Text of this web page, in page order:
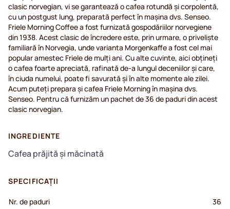
clasic norvegian, vi se garantează o cafea rotundă și corpolentă,
cu un postgust lung, preparată perfect în mașina dvs. Senseo.
Friele Morning Coffee a fost furnizată gospodăriilor norvegiene
din 1938. Acest clasic de încredere este, prin urmare, o priveliște
familiară în Norvegia, unde varianta Morgenkaffe a fost cel mai
popular amestec Friele de mulți ani. Cu alte cuvinte, aici obțineți
o cafea foarte apreciată, rafinată de-a lungul deceniilor și care,
în ciuda numelui, poate fi savurată și în alte momente ale zilei.
Acum puteți prepara și cafea Friele Morning în mașina dvs.
Senseo. Pentru că furnizăm un pachet de 36 de paduri din acest
clasic norvegian.
INGREDIENTE
Cafea prăjită și măcinată
SPECIFICAȚII
Nr. de paduri
36